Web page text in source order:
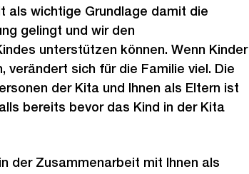
als wichtige Grundlage damit die
gelingt und wir den
unterstützen können. Wenn Kinder
verändert sich für die Familie viel. Die
der Kita und Ihnen als Eltern ist
bereits bevor das Kind in der Kita
der Zusammenarbeit mit Ihnen als